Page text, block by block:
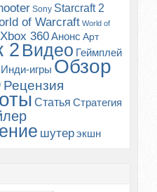
Sony Starcraft 2
of Warcraft World of
Xbox 360Анонс Арт
2 Видео Геймплей
Инди-игры Обзор
Рецензия
Статья Стратегия
шутерэкшн